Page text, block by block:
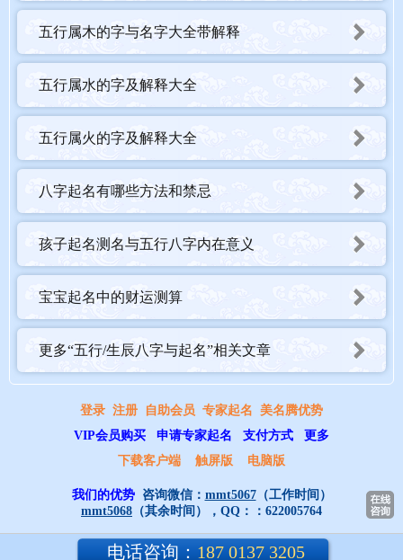
五行属木的字与名字大全带解释
五行属水的字及解释大全
五行属火的字及解释大全
八字起名有哪些方法和禁忌
孩子起名测名与五行八字内在意义
宝宝起名中的财运测算
更多“五行/生辰八字与起名”相关文章
登录 注册 自助会员 专家起名 美名腾优势
VIP会员购买
申请专家起名 支付方式
更多
下载客户端
触屏版 电脑版
我们的优势 咨询微信： mmt5067（工作时间）
mmt5068 （其余时间），QQ：： 622005764
电话咨询： 187 0137 3205